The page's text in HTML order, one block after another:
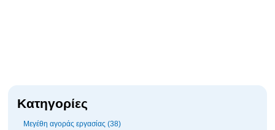
Κατηγορίες
Μεγέθη αγοράς εργασίας (38)